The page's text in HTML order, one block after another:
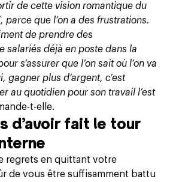
de cette vision romantique du
parce que l’on a des frustrations.
de prendre des
salariés déjà en poste dans la
s’assurer que l’on sait où l’on va
gagner plus d’argent, c’est
au quotidien pour son travail l’est
t-elle.
d’avoir fait le tour
regrets en quittant votre
de vous être suffisamment battu